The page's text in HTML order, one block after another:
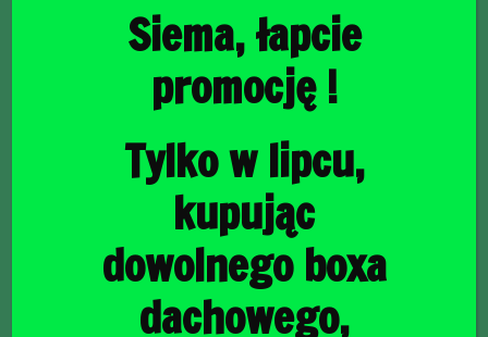
Torby do bagażnika
2017+ TORBY DO BAGAŻNIKA 5 SZT
Siema, łapcie
promocję !
Tylko w lipcu,
kupując
dowolnego boxa
dachowego,